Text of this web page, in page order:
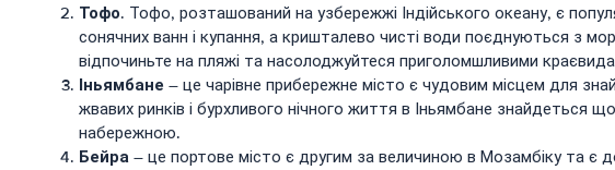
Тофо. Тофо, розташований на узбережжі Індійського океану, є
сонячних ванн і купання, а кришталево чисті води поєднуються з
відпочиньте на пляжі та насолоджуйтеся приголомшливими
Іньямбане – це чарівне прибережне місто є чудовим місцем для
жвавих ринків і бурхливого нічного життя в Іньямбане
набережною.
Бейра – це портове місто є другим за величиною в Мозамбіку та є